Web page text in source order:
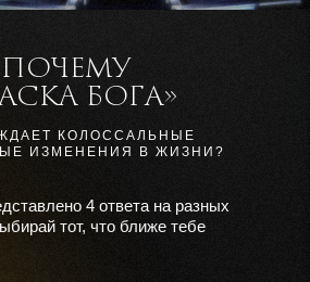
4 ответa нa рaзных
тот, что ближе тебе
ПОЧЕМУ
БОГА»
ПОЧЕМУ
БОГА»
ПОЧЕМУ
БОГА»
КОЛОССАЛЬНЫЕ
ИЗМЕНЕНИЯ В ЖИЗНИ?